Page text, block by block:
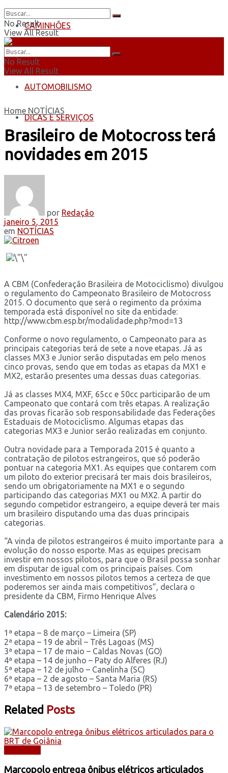
CAMINHÕES
ÔNIBUS
AUTOMOBILISMO
DICAS E SERVIÇOS
No Result
View All Result
No Result
View All Result
Home NOTÍCIAS
Brasileiro de Motocross terá
novidades em 2015
por Redação
janeiro 5, 2015
em NOTÍCIAS
A CBM (Confederação Brasileira de Motociclismo) divulgou
o regulamento do Campeonato Brasileiro de Motocross
2015. O documento que será o regimento da próxima
temporada está disponível no site da entidade:
http://www.cbm.esp.br/modalidade.php?mod=13
Conforme o novo regulamento, o Campeonato para as
principais categorias terá de sete a nove etapas. Já as
classes MX3 e Junior serão disputadas em pelo menos
cinco provas, sendo que em todas as etapas da MX1 e
MX2, estarão presentes uma dessas duas categorias.
Já as classes MX4, MXF, 65cc e 50cc participarão de um
Campeonato que contará com três etapas. A realização
das provas ficarão sob responsabilidade das Federações
Estaduais de Motociclismo. Algumas etapas das
categorias MX3 e Junior serão realizadas em conjunto.
Outra novidade para a Temporada 2015 é quanto a
contratação de pilotos estrangeiros, que só poderão
pontuar na categoria MX1. As equipes que contarem com
um piloto do exterior precisará ter mais dois brasileiros,
sendo um obrigatoriamente na MX1 e o segundo
participando das categorias MX1 ou MX2. A partir do
segundo competidor estrangeiro, a equipe deverá ter mais
um brasileiro disputando uma das duas principais
categorias.
“A vinda de pilotos estrangeiros é muito importante para a
evolução do nosso esporte. Mas as equipes precisam
investir em nossos pilotos, para que o Brasil possa sonhar
em disputar de igual com os principais países. Com
investimento em nossos pilotos temos a certeza de que
poderemos ser ainda mais competitivos”, declara o
presidente da CBM, Firmo Henrique Alves
Calendário 2015:
1ª etapa – 8 de março – Limeira (SP)
2ª etapa – 19 de abril – Três Lagoas (MS)
3ª etapa – 17 de maio – Caldas Novas (GO)
4ª etapa – 14 de junho – Paty do Alferes (RJ)
5ª etapa – 12 de julho – Canelinha (SC)
6ª etapa – 2 de agosto – Santa Maria (RS)
7ª etapa – 13 de setembro – Toledo (PR)
Related Posts
Marcopolo entrega ônibus elétricos articulados